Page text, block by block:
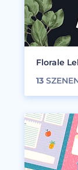
Florale
13